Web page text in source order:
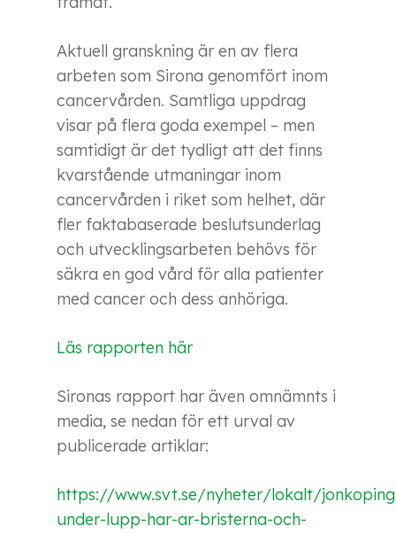
Aktuell granskning är en av flera
arbeten som Sirona genomfört inom
cancervården. Samtliga uppdrag
visar på flera goda exempel – men
samtidigt är det tydligt att det finns
kvarstående utmaningar inom
cancervården i riket som helhet, där
fler faktabaserade beslutsunderlag
och utvecklingsarbeten behövs för
säkra en god vård för alla patienter
med cancer och dess anhöriga.
Läs rapporten här
Sironas rapport har även omnämnts i
media, se nedan för ett urval av
publicerade artiklar:
https://www.svt.se/nyheter/lokalt/
under-lupp-har-ar-bristerna-och-